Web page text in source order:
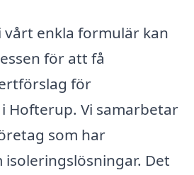
vårt enkla formulär kan
för att få
för
Hofterup. Vi samarbetar
som har
Det